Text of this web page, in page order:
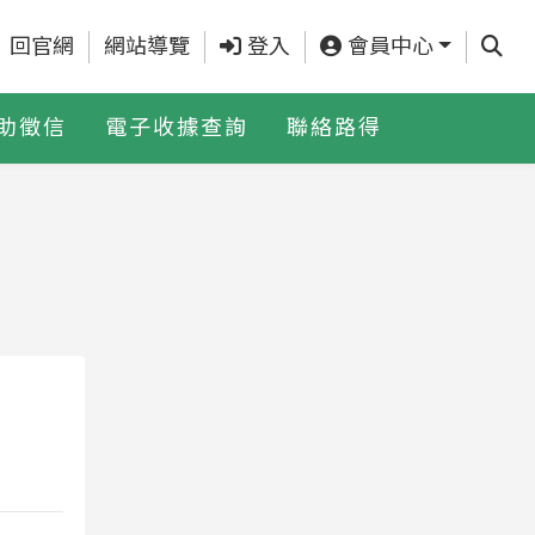
回官網 網站導覽 登入 會員中心 查詢
徵信 電子收據查詢 聯絡路得